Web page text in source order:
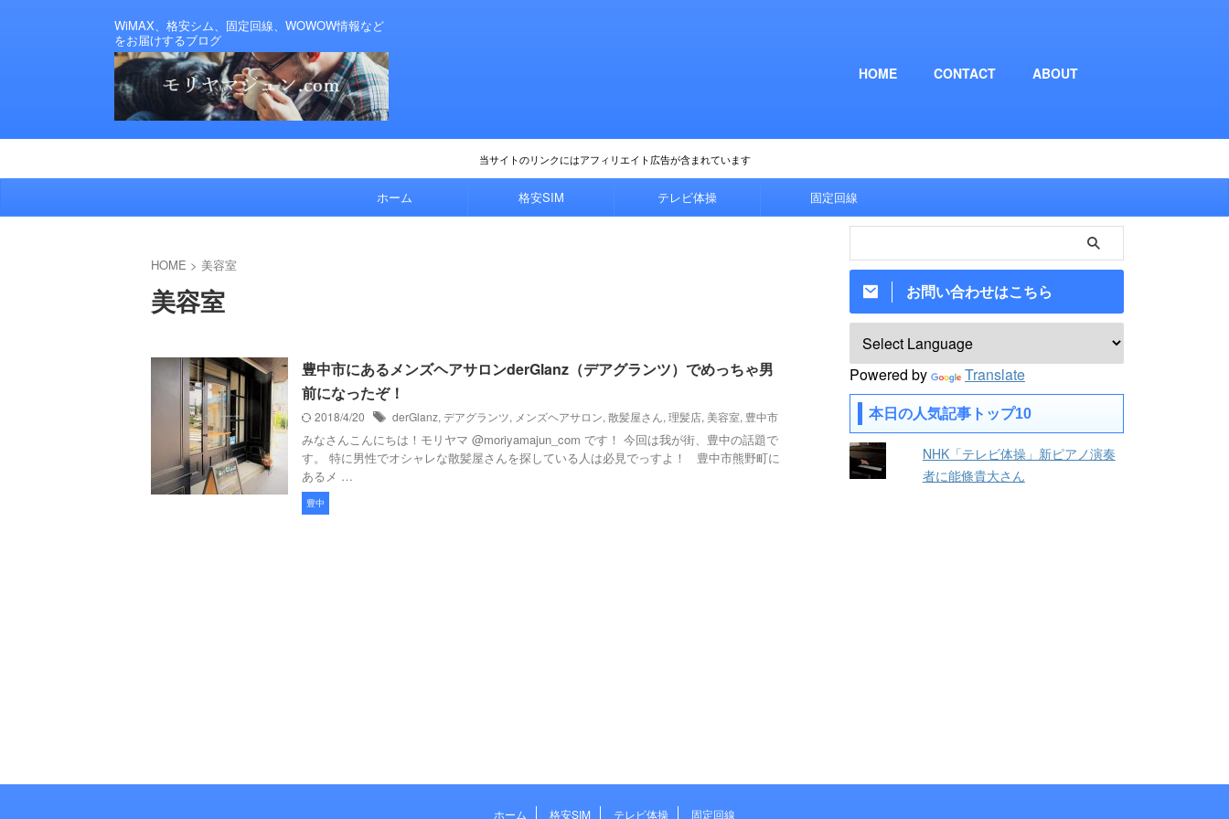
WiMAX、格安シム、固定回線、WOWOW情報など
をお届けするブログ
HOME CONTACT ABOUT
当サイトのリンクにはアフィリエイト広告が含まれています
ホーム 格安SIM テレビ体操 固定回線
HOME > 美容室
美容室
豊中市にあるメンズヘアサロンderGlanz（デアグランツ）でめっちゃ男
前になったぞ！
2018/4/20 derGlanz, デアグランツ, メンズヘアサロン, 散髪屋さん, 理髪店, 美容室, 豊中市
みなさんこんにちは！モリヤマ @moriyamajun_com です！ 今回は我が街、豊中の話題で
す。 特に男性でオシャレな散髪屋さんを探している人は必見でっすよ！ 豊中市熊野町に
あるメ …
豊中
お問い合わせはこちら
Powered by Translate
本日の人気記事トップ10
NHK「テレビ体操」新ピアノ演奏
者に能條貴大さん
ホーム 格安SIM テレビ体操 固定回線